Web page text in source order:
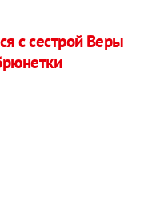
с сестрой Веры